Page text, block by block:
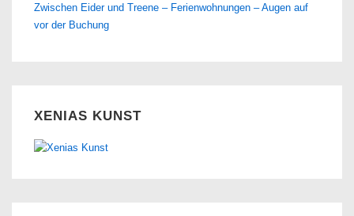
Zwischen Eider und Treene – Ferienwohnungen – Augen auf
vor der Buchung
XENIAS KUNST